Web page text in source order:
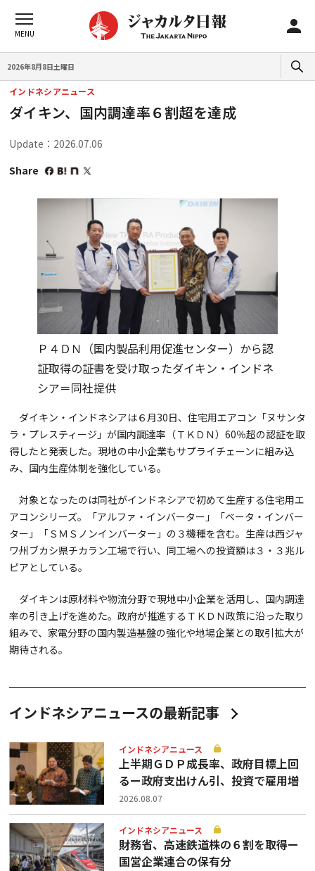
2026年8月8日土曜日
インドネシアニュース
ダイキン、国内調達率６割超を達成
Update：2026.07.06
Share
Ｐ４ＤＮ（国内製品利用促進センター）から認
証取得の証書を受け取ったダイキン・インドネ
シア＝同社提供
ダイキン・インドネシアは６月30日、住宅用エアコン「ヌサンタ
ラ・プレスティージ」が国内調達率（ＴＫＤＮ）60％超の認証を取
得したと発表した。現地の中小企業もサプライチェーンに組み込
み、国内生産体制を強化している。
対象となったのは同社がインドネシアで初めて生産する住宅用エ
アコンシリーズ。「アルファ・インバーター」「ベータ・インバー
ター」「ＳＭＳノンインバーター」の３機種を含む。生産は西ジャ
ワ州ブカシ県チカラン工場で行い、同工場への投資額は３・３兆ル
ピアとしている。
ダイキンは原材料や物流分野で現地中小企業を活用し、国内調達
率の引き上げを進めた。政府が推進するＴＫＤＮ政策に沿った取り
組みで、家電分野の国内製造基盤の強化や地場企業との取引拡大が
期待される。
インドネシアニュースの最新記事
インドネシアニュース
上半期ＧＤＰ成長率、政府目標上回
るー政府支出けん引、投資で雇用増
2026.08.07
インドネシアニュース
財務省、高速鉄道株の６割を取得ー
国営企業連合の保有分